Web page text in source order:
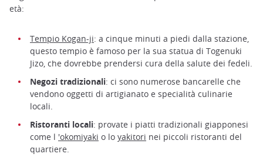
età:
Tempio Kogan-ji: a cinque minuti a piedi dalla stazione,
questo tempio è famoso per la sua statua di Togenuki
Jizo, che dovrebbe prendersi cura della salute dei fedeli.
Negozi tradizionali: ci sono numerose bancarelle che
vendono oggetti di artigianato e specialità culinarie
locali.
Ristoranti locali: provate i piatti tradizionali giapponesi
come l 'okomiyaki o lo yakitori nei piccoli ristoranti del
quartiere.